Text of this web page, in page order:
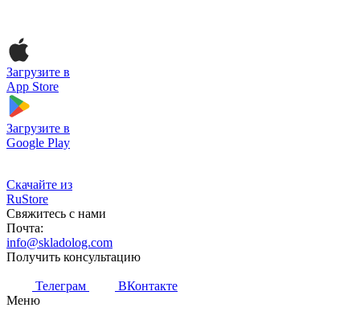
Загрузите в
App Store
Загрузите в
Google Play
Скачайте из
RuStore
Свяжитесь с нами
Почта:
info@skladolog.com
Получить консультацию
Телеграм
ВКонтакте
Меню